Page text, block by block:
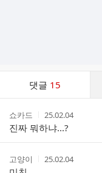
댓글 15
스
작
성
자
쇼카드
작
성
시
간
25.02.04
진짜 뭐하냐...?
작
성
고양이
작
25.02.04